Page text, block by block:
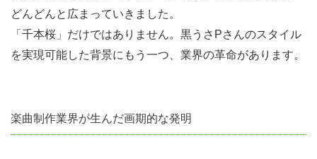
入の
大部
分は
ンの
どんどんと広まっていきました。
「千本桜」だけではありません。黒うさPさんのスタイル
を実現可能した背景にもう一つ、業界の革命があります。
楽曲制作業界が生んだ画期的な発明